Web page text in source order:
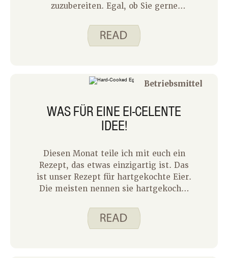
zuzubereiten. Egal, ob Sie gerne
Sie einfach keine Zeit in der Küche
damit verbringen, ein Essen
mit minimalem Aufwand eine
schmackhafte und nahrhafte Mahlzeit
Betriebsmittel
WAS FÜR EINE EI-CELENTE
IDEE!
Diesen Monat teile ich mit euch ein
Rezept, das etwas einzigartig ist. Das
ist unser Rezept für hartgekochte Eier.
Die meisten nennen sie hartgekochte
Smart zu arbeiten. Essen Sie
intelligent. Ich habe von diesem